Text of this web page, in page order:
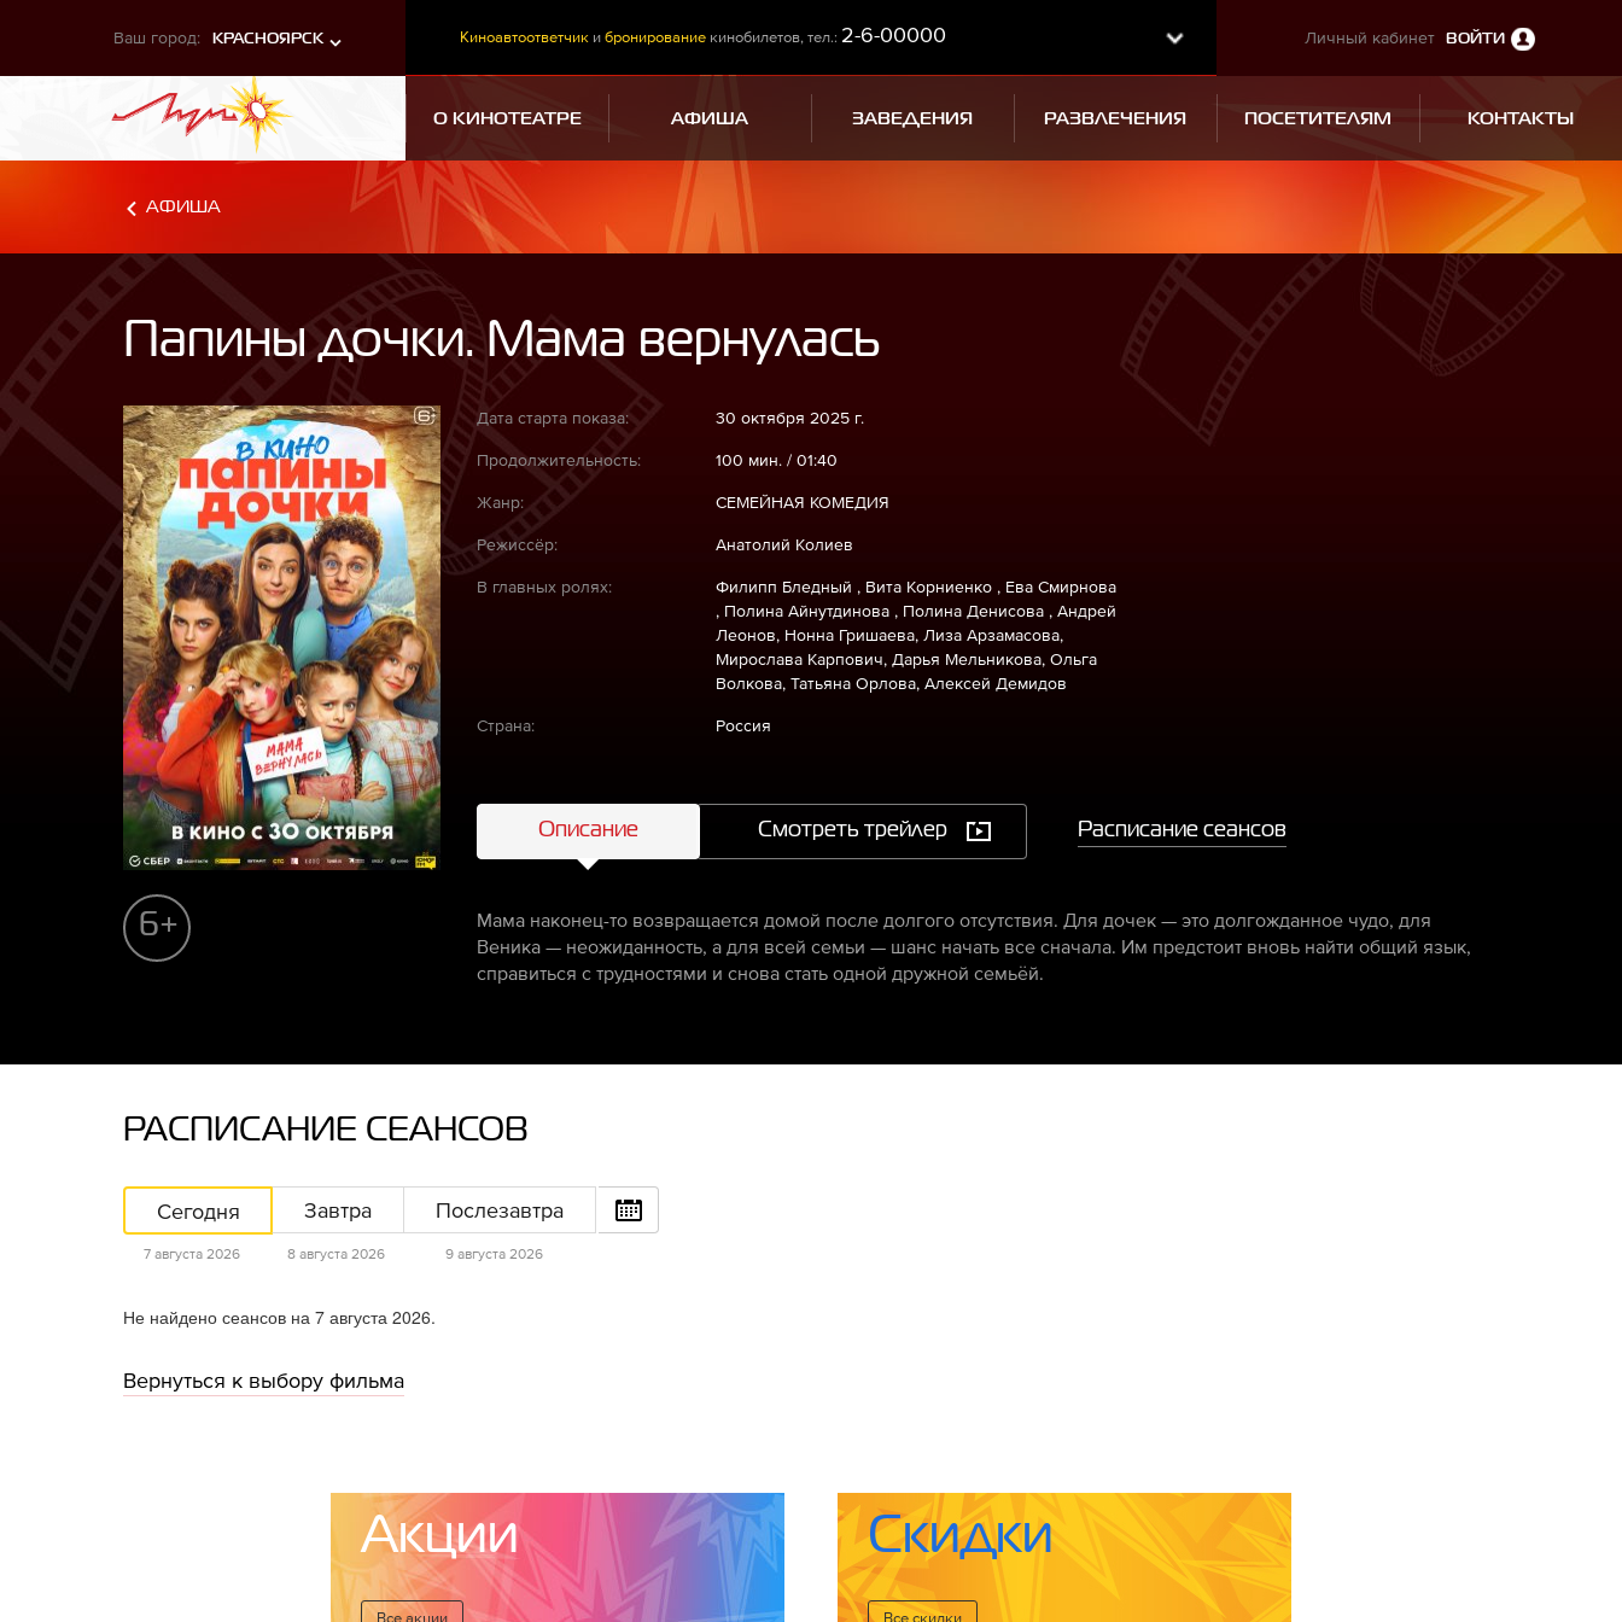
Ваш город: КРАСНОЯРСК Киноавтоответчик и бронирование кинобилетов, тел.: 2-6-00000 Личный кабинет ВОЙТИ
О КИНОТЕАТРЕ АФИША ЗАВЕДЕНИЯ РАЗВЛЕЧЕНИЯ ПОСЕТИТЕЛЯМ КОНТАКТЫ
АФИША
Папины дочки. Мама вернулась
6+
Дата старта показа: 30 октября 2025 г.
Продолжительность: 100 мин. / 01:40
Жанр: СЕМЕЙНАЯ КОМЕДИЯ
Режиссёр: Анатолий Колиев
В главных ролях:
Филипп Бледный , Вита Корниенко , Ева Смирнова
, Полина Айнутдинова , Полина Денисова , Андрей
Леонов, Нонна Гришаева, Лиза Арзамасова,
Мирослава Карпович, Дарья Мельникова, Ольга
Волкова, Татьяна Орлова, Алексей Демидов
Страна: Россия
Описание Смотреть трейлер Расписание сеансов
Мама наконец-то возвращается домой после долгого отсутствия. Для дочек — это долгожданное чудо, для
Веника — неожиданность, а для всей семьи — шанс начать все сначала. Им предстоит вновь найти общий язык,
справиться с трудностями и снова стать одной дружной семьёй.
РАСПИСАНИЕ СЕАНСОВ
Сегодня
7 августа 2026
Завтра
8 августа 2026
Послезавтра
9 августа 2026
Не найдено сеансов на 7 августа 2026.
Вернуться к выбору фильма
Акции
Все акции
Скидки
Все cкидки